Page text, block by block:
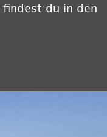
du in den